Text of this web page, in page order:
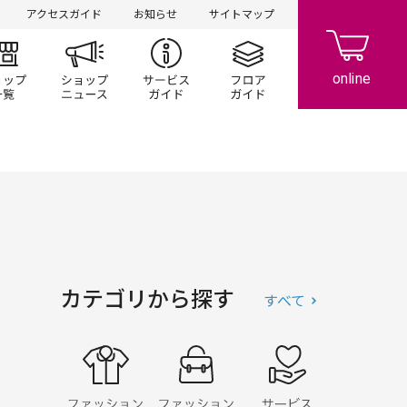
アクセスガイド お知らせ サイトマップ
ト/キャンペーン
ショップ一覧 ショップニュースサービスガイドフロアガイド
カテゴリから探す
ファッション ファッショングッズ
すべて